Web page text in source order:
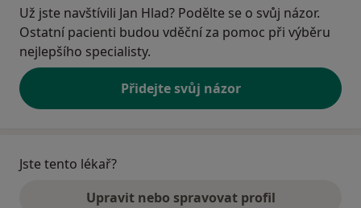
Už jste navštívili Jan Hlad? Podělte se o svůj názor.
Ostatní pacienti budou vděční za pomoc při výběru
nejlepšího specialisty.
Přidejte svůj názor
Jste tento lékař?
Upravit nebo spravovat profil